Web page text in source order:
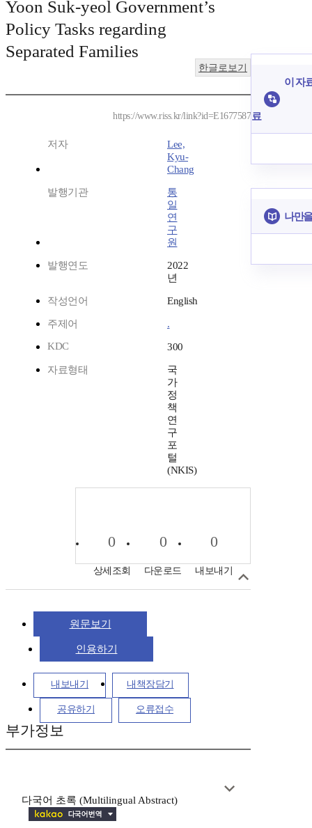
Yoon Suk-yeol Government’s
Policy Tasks regarding
Separated Families
한글로보기
https://www.riss.kr/link?id=E1677587
저자
Lee,
Kyu-
Chang
발행기관
통
일
연
구
원
발행연도
2022
년
작성언어 English
주제어
.
KDC
300
자료형태
국
가
정
책
연
구
포
털
(NKIS)
0
상세조회
0
다운로드
0
내보내기
원문보기
인용하기
내보내기 내책장담기
공유하기 오류접수
부가정보
다국어 초록 (Multilingual Abstract)
이 자
료
나만